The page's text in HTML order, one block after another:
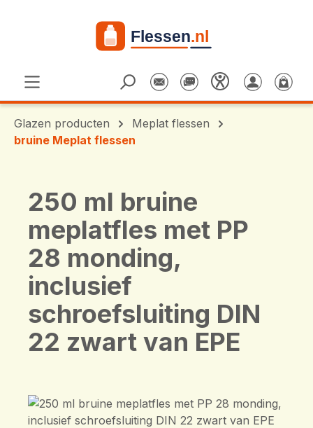
Glazen producten
Meplat flessen
bruine Meplat flessen
250 ml bruine
meplatfles met PP
28 monding,
inclusief
schroefsluiting DIN
22 zwart van EPE